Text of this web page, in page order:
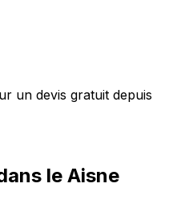
un devis gratuit depuis
le Aisne